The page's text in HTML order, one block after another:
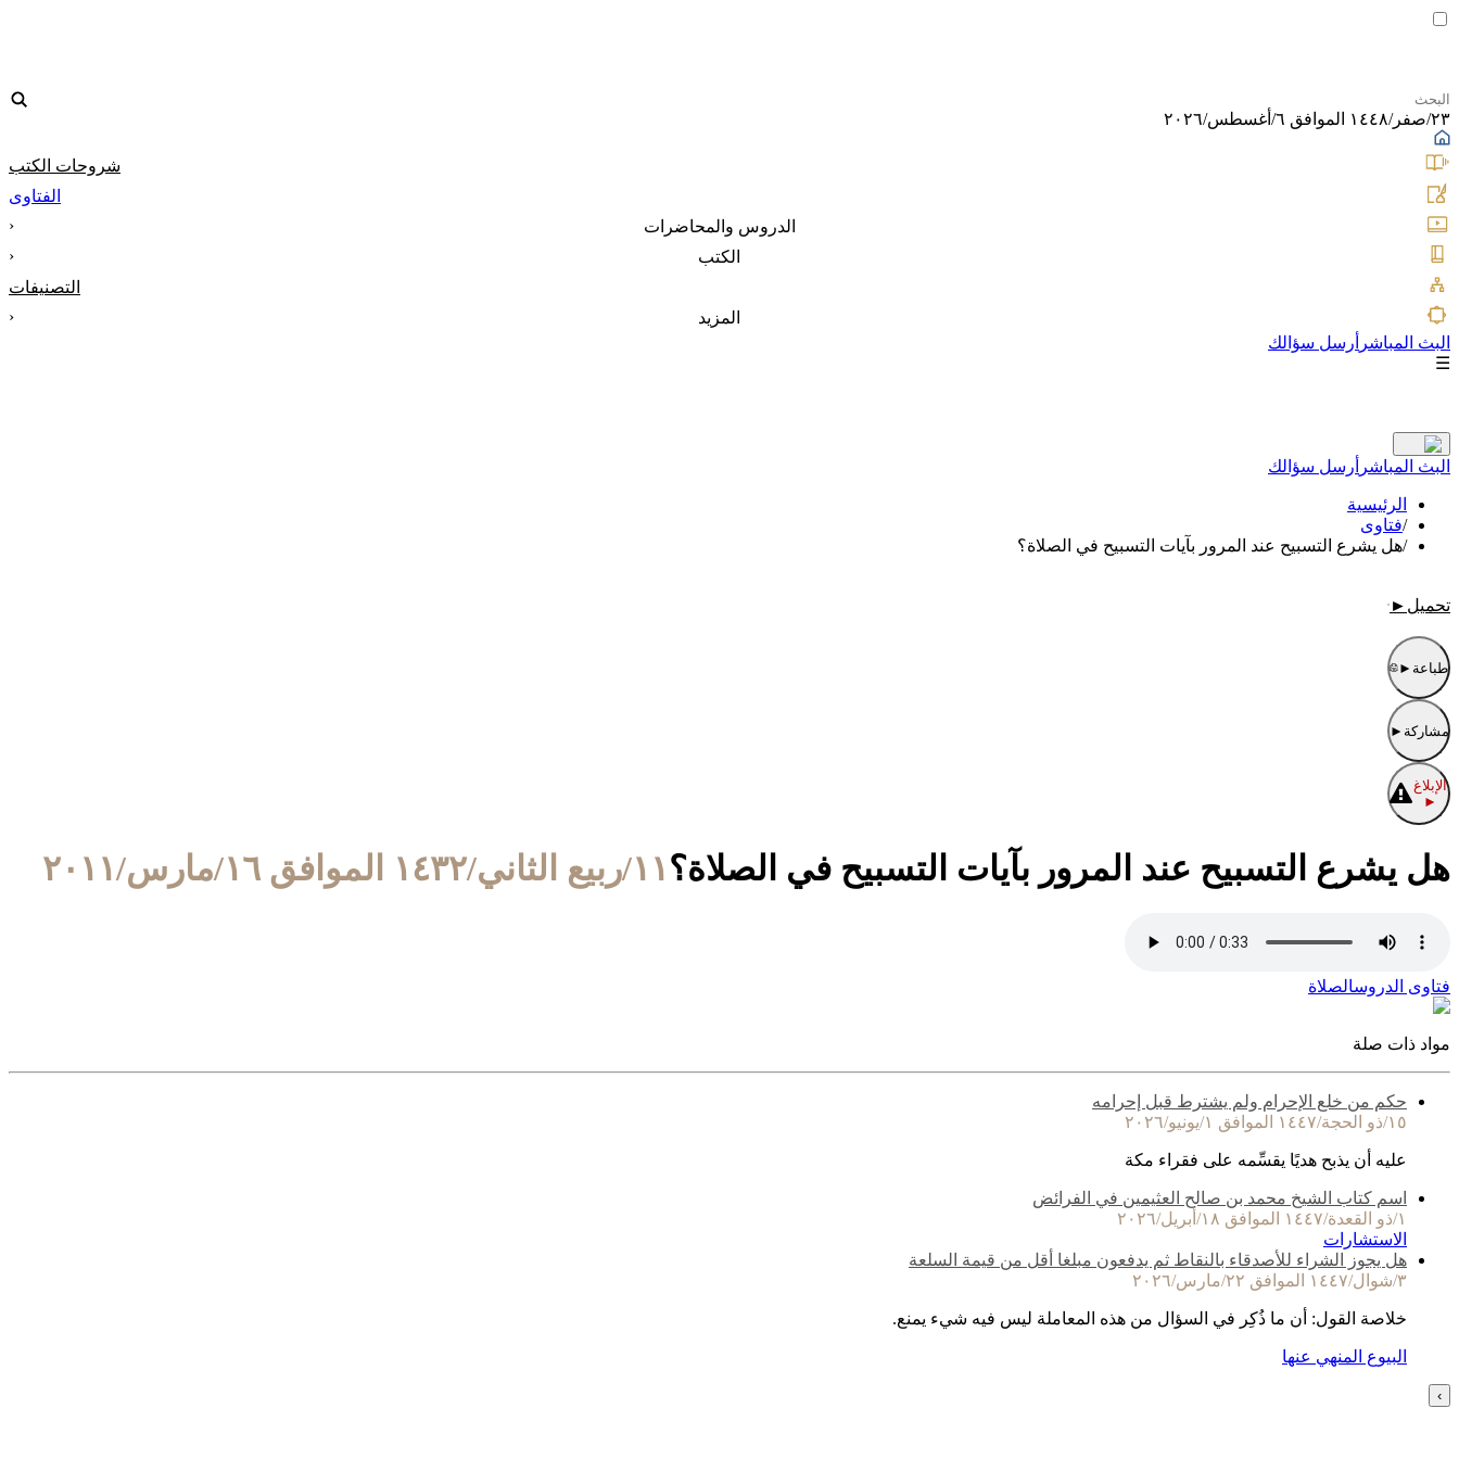
٢٣/صفر/١٤٤٨ الموافق ٦/أغسطس/٢٠٢٦
شروحات الكتب
الفتاوى
الدروس والمحاضرات
‹
الكتب
‹
التصنيفات
المزيد
‹
البث المباشر أرسل سؤالك
☰
البث المباشر أرسل سؤالك
الرئيسية
/فتاوى
/هل يشرع التسبيح عند المرور بآيات التسبيح في الصلاة؟
تحميل ►
طباعة ►
مشاركة ►
الإبلاغ
►
هل يشرع التسبيح عند المرور بآيات التسبيح في الصلاة؟١١/ربيع الثاني/١٤٣٢ الموافق ١٦/مارس/٢٠١١
فتاوى الدروسالصلاة
مواد ذات صلة
حكم من خلع الإحرام ولم يشترط قبل إحرامه
١٥/ذو الحجة/١٤٤٧ الموافق ١/يونيو/٢٠٢٦
عليه أن يذبح هديًا يقسِّمه على فقراء مكة
اسم كتاب الشيخ محمد بن صالح العثيمين في الفرائض
١/ذو القعدة/١٤٤٧ الموافق ١٨/أبريل/٢٠٢٦
الاستشارات
هل يجوز الشراء للأصدقاء بالنقاط ثم يدفعون مبلغا أقل من قيمة السلعة
٣/شوال/١٤٤٧ الموافق ٢٢/مارس/٢٠٢٦
خلاصة القول: أن ما ذُكِر في السؤال من هذه المعاملة ليس فيه شيء يمنع.
البيوع المنهي عنها
›